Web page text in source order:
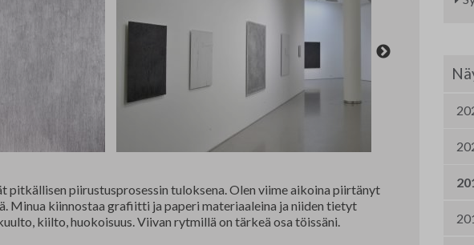
Allergiatalon näyttelyt 2015-2021
pitkällisen piirustusprosessin tuloksena. Olen viime aikoina piirtänyt
Minua kiinnostaa grafiitti ja paperi materiaaleina ja niiden tietyt
kiilto, huokoisuus. Viivan rytmillä on tärkeä osa töissäni.